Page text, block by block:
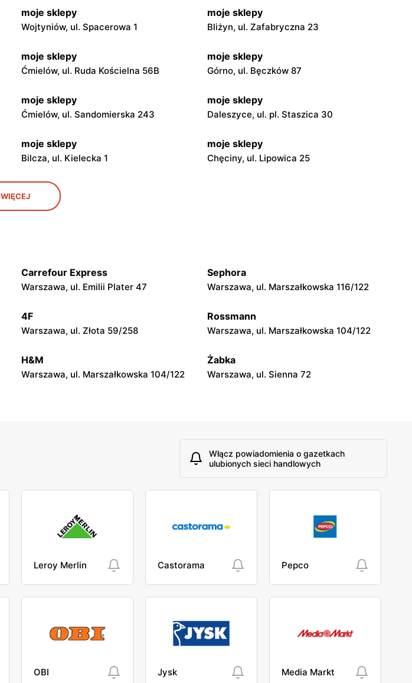
moje sklepy
Wojtyniów, ul. Spacerowa 1
moje sklepy
Bliżyn, ul. Zafabryczna 23
moje sklepy
Ćmielów, ul. Ruda Kościelna 56B
moje sklepy
Górno, ul. Bęczków 87
moje sklepy
Ćmielów, ul. Sandomierska 243
moje sklepy
Daleszyce, ul. pl. Staszica 30
moje sklepy
Bilcza, ul. Kielecka 1
moje sklepy
Chęciny, ul. Lipowica 25
moje sklepy
Gorzyce, ul. Szkolna 44
moje sklepy
Iwierzyce, ul. Iwierzyce 152A
moje sklepy
Tczew, ul. Franciszka Żwirki 61
moje sklepy
Niebylec, ul. Niebylec 139
moje sklepy
Opole, ul. Grudzicka 45
WIĘCEJ
Carrefour Express
Warszawa, ul. Emilii Plater 47
Sephora
Warszawa, ul. Marszałkowska 116/122
4F
Warszawa, ul. Złota 59/258
Rossmann
Warszawa, ul. Marszałkowska 104/122
H&M
Warszawa, ul. Marszałkowska 104/122
Żabka
Warszawa, ul. Sienna 72
Włącz powiadomienia o gazetkach
ulubionych sieci handlowych
Leroy Merlin Castorama Pepco
OBI Jysk Media Markt